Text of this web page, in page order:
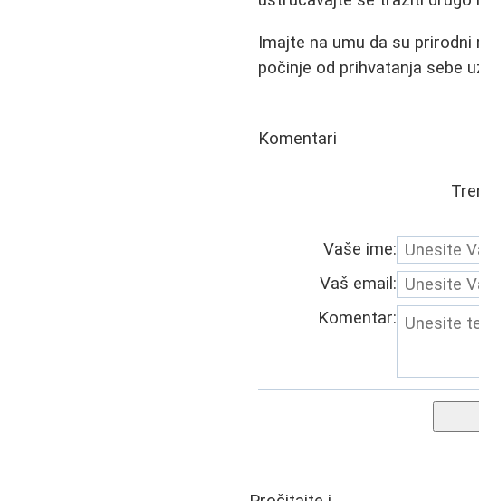
Imajte na umu da su
počinje od prihvatanja sebe
Komentari
Vaše ime:
Vaš email:
Komentar: